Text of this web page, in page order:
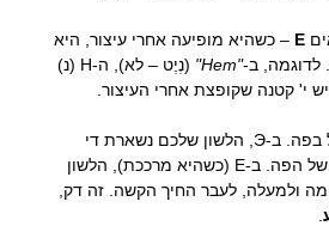
Е – כשהיא מופיעה אחרי עיצור, היא
לדוגמה, ב-"Нет"
(נְיֶט – לא), ה-Н (נ)
י' קטנה שקופצת אחרי העיצור.
נסו להרגיש את ההבדל בפה. ב-Э, הלשון שלכם נשארת די
שטוחה בחלק התחתון של הפה. ב-Е (כשהיא מרככת), הלשון
ולמעלה, לעבר החיך הקשה. זה דק,
.